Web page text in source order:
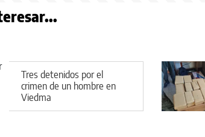
Tres detenidos por el
crimen de un hombre en
Viedma